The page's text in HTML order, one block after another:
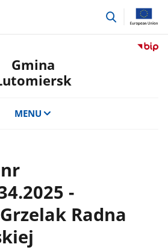
przejdź
Przejdź
Gmina
MENU
-
Radna